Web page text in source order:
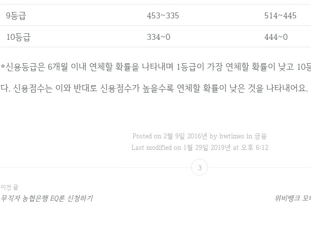
9등급
453~335
514~445
10등급
334~0 444~0
*신용등급은 6개월 이내 연체할 확률을 나타내며 1등급이 가장 연체할 확률이 낮고 10
다. 신용점수는 이와 반대로 신용점수가 높을수록 연체할 확률이 낮은 것을 나타내어요.
Posted on 2월 9일 2016년 by bwtimes in 금융
Last modified on 1월 29일 2019년 at 오후 6:12
3
글
이전 글
무직자 농협은행 EQ론 신청하기 위비뱅크